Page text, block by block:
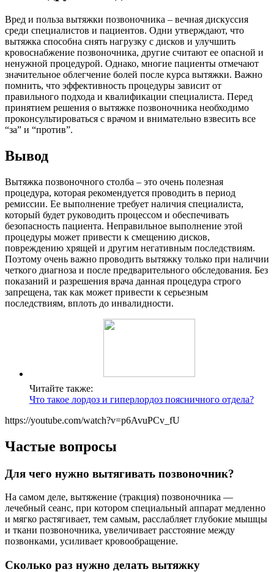
Вред и польза вытяжки позвоночника – вечная дискуссия
среди специалистов и пациентов. Одни утверждают, что
вытяжка способна снять нагрузку с дисков и улучшить
кровоснабжение позвоночника, другие считают ее опасной и
ненужной процедурой. Однако, многие пациенты отмечают
значительное облегчение болей после курса вытяжки. Важно
помнить, что эффективность процедуры зависит от
правильного подхода и квалификации специалиста. Перед
принятием решения о вытяжке позвоночника необходимо
проконсультироваться с врачом и внимательно взвесить все
“за” и “против”.
Вывод
Вытяжка позвоночного столба – это очень полезная
процедура, которая рекомендуется проводить в период
ремиссии. Ее выполнение требует наличия специалиста,
который будет руководить процессом и обеспечивать
безопасность пациента. Неправильное выполнение этой
процедуры может привести к смещению дисков,
повреждению хрящей и другим негативным последствиям.
Поэтому очень важно проводить вытяжку только при наличии
четкого диагноза и после предварительного обследования. Без
показаний и разрешения врача данная процедура строго
запрещена, так как может привести к серьезным
последствиям, вплоть до инвалидности.
Читайте также:
Что такое лордоз и гиперлордоз поясничного отдела?
https://youtube.com/watch?v=p6AvuPCv_fU
Частые вопросы
Для чего нужно вытягивать позвоночник?
На самом деле, вытяжение (тракция) позвоночника —
лечебный сеанс, при котором специальный аппарат медленно
и мягко растягивает, тем самым, расслабляет глубокие мышцы
и ткани позвоночника, увеличивает расстояние между
позвонками, усиливает кровообращение.
Сколько раз нужно делать вытяжку